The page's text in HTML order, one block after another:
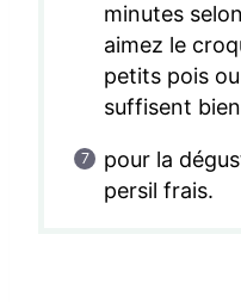
minutes
aimez le
petits pois
suffisent
pour la
persil frais.